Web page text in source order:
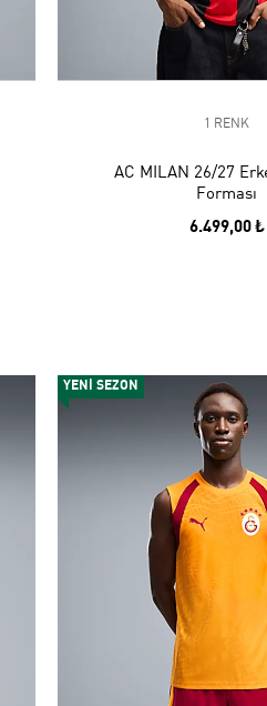
1 RENK
AC MILAN 26/27
Forması
6.499,00 ₺
YENİ SEZON